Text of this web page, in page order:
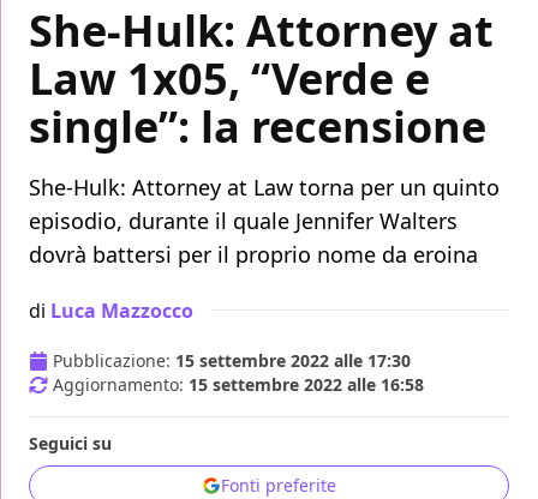
She-Hulk: Attorney at
Law 1x05, “Verde e
single”: la recensione
She-Hulk: Attorney at Law torna per un quinto
episodio, durante il quale Jennifer Walters
dovrà battersi per il proprio nome da eroina
di Luca Mazzocco
Pubblicazione: 15 settembre 2022 alle 17:30
Aggiornamento: 15 settembre 2022 alle 16:58
Seguici su
Fonti preferite